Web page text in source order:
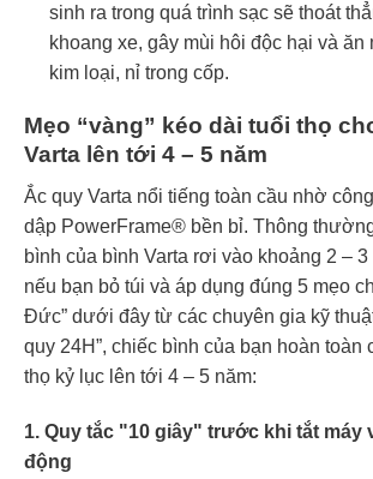
sinh ra trong quá trình sạc sẽ thoát
khoang xe, gây mùi hôi độc hại và ăn
kim loại, nỉ trong cốp.
Mẹo “vàng” kéo dài tuổi thọ
Varta lên tới 4 – 5 năm
Ắc quy Varta nổi tiếng toàn cầu nhờ
dập PowerFrame® bền bỉ. Thông
bình của bình Varta rơi vào khoảng 2 – 3
nếu bạn bỏ túi và áp dụng đúng 5 mẹo
Đức” dưới đây từ các chuyên gia kỹ
quy 24H”, chiếc bình của bạn hoàn toàn
thọ kỷ lục lên tới 4 – 5 năm:
1. Quy tắc "10 giây" trước khi tắt máy
động